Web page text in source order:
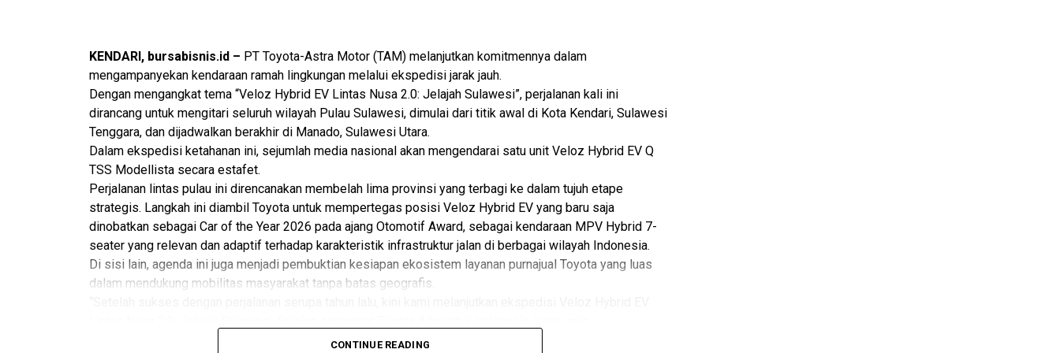
kegiatan komunitas seperti ini menjadi salah satu upaya Asmo Sulsel untuk terus
membangun hubungan yang baik dan berkelanjutan dengan para pengguna sepeda motor
Honda.
“Kami percaya bahwa komunitas memiliki peran yang sangat penting dalam ekosistem
Honda. Karena itu, kami berkomitmen untuk terus menjaga hubungan baik dengan para
anggota komunitas melalui berbagai aktivitas yang tidak hanya menyenangkan, tetapi juga
memberikan manfaat. Melalui kegiatan seperti night ride ini, kami ingin menghadirkan
ruang bagi para anggota komunitas untuk saling terhubung dan berbagi pengalaman,” ujar
Habib.
Marketing Manager Asmo Sulsel, Antofany Yusticia Ahmadi, mengatakan bahwa kegiatan ini
juga menjadi bagian dari upaya Asmo Sulsel dalam menghadirkan pengalaman yang lebih
“Bagi kami, sepeda motor bukan sekadar alat transportasi, tetapi juga menjadi bagian dari
KENDARI, bursabisnis.id – PT Toyota-Astra Motor (TAM) melanjutkan komitmennya dalam
mengampanyekan kendaraan ramah lingkungan melalui ekspedisi jarak jauh.
Dengan mengangkat tema “Veloz Hybrid EV Lintas Nusa 2.0: Jelajah Sulawesi”, perjalanan kali ini
dirancang untuk mengitari seluruh wilayah Pulau Sulawesi, dimulai dari titik awal di Kota Kendari, Sulawesi
Tenggara, dan dijadwalkan berakhir di Manado, Sulawesi Utara.
Dalam ekspedisi ketahanan ini, sejumlah media nasional akan mengendarai satu unit Veloz Hybrid EV Q
TSS Modellista secara estafet.
Perjalanan lintas pulau ini direncanakan membelah lima provinsi yang terbagi ke dalam tujuh etape
strategis. Langkah ini diambil Toyota untuk mempertegas posisi Veloz Hybrid EV yang baru saja
dinobatkan sebagai Car of the Year 2026 pada ajang Otomotif Award, sebagai kendaraan MPV Hybrid 7-
seater yang relevan dan adaptif terhadap karakteristik infrastruktur jalan di berbagai wilayah Indonesia.
Di sisi lain, agenda ini juga menjadi pembuktian kesiapan ekosistem layanan purnajual Toyota yang luas
dalam mendukung mobilitas masyarakat tanpa batas geografis.
memperlihatkan Quality, Durability, dan Reliability (QDR) MPV Hybrid ini melintasi berbagai kondisi jalanan
CONTINUE READING